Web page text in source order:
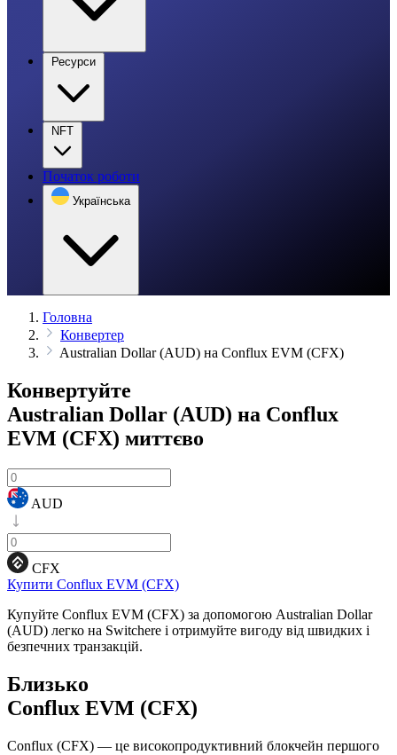
Ресурси
NFT
Початок роботи
Українська
Головна
Конвертер
Australian Dollar (AUD) на Conflux EVM (CFX)
Конвертуйте
Australian Dollar (AUD) на Conflux
EVM (CFX) миттєво
AUD
CFX
Купити Conflux EVM (CFX)
Купуйте Conflux EVM (CFX) за допомогою Australian Dollar
(AUD) легко на Switchere і отримуйте вигоду від швидких і
безпечних транзакцій.
Близько
Conflux EVM (CFX)
Conflux (CFX) — це високопродуктивний блокчейн першого